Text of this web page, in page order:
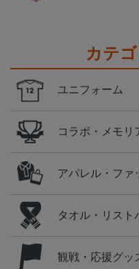
カテ
ユニフォーム
コラボ・メモリ
アパレル・ファ
タオル・リスト
観戦・応援グッ